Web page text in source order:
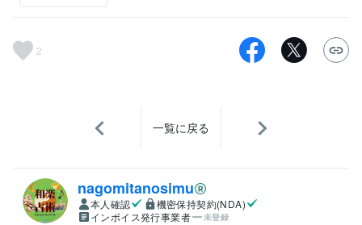
2
一覧に戻る
nagomitanosimu
本人確認
機密保持契約(NDA)
インボイス発行事業者
未登録